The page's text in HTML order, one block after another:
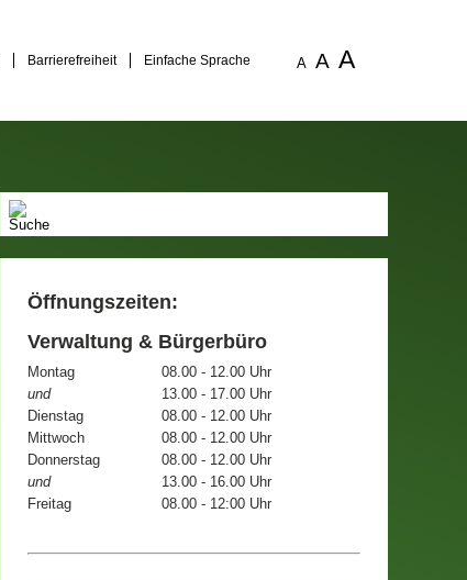
Barrierefreiheit Einfache Sprache A A A
Öffnungszeiten:
Verwaltung & Bürgerbüro
Montag
08.00 - 12.00 Uhr
und
13.00 - 17.00 Uhr
Dienstag
08.00 - 12.00 Uhr
Mittwoch
08.00 - 12.00 Uhr
Donnerstag
08.00 - 12.00 Uhr
und
13.00 - 16.00 Uhr
Freitag
08.00 - 12:00 Uhr